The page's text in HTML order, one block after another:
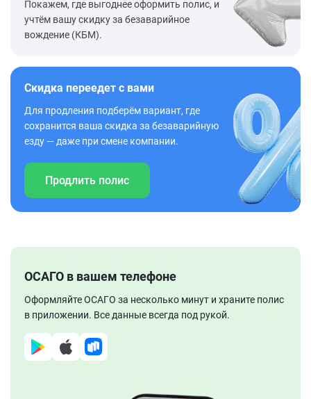
Покажем, где выгоднее оформить полис, и
учтём вашу скидку за безаварийное
вождение (КБМ).
Скидка переедет с вами
Для продления подберём вариант, где
сохранится ваша скидка за безаварийную
езду — даже при смене компании.
Продлить полис
ОСАГО в вашем телефоне
Оформляйте ОСАГО за несколько минут и храните полис
в приложении. Все данные всегда под рукой.